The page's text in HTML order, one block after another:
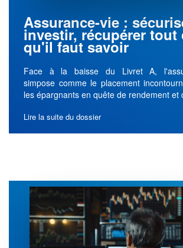
Assurance-vie :
investir, récupérer tout
qu'il faut savoir
Face à la baisse du Livret A,
simpose comme le placement
les épargnants en quête de rendement
Lire la suite du dossier